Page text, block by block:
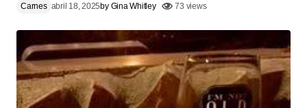
Carnes abril 18, 2025by Gina Whitley 73 views